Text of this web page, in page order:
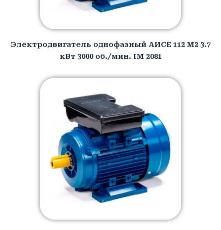
Электродвигатель однофазный АИCЕ 112 M2 3.7
кВт 3000 об./мин. IM 2081